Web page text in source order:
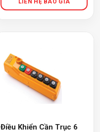
Điều Khiển Cần Trục 6